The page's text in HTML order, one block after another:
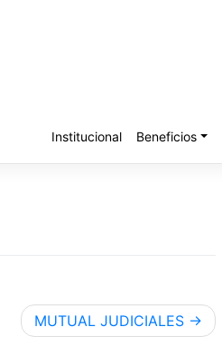
Institucional Beneficios
MUTUAL JUDICIALES